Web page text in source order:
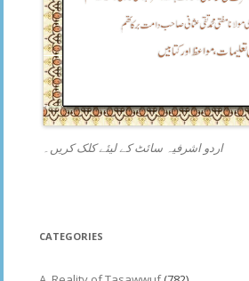
اردو اشرفیہ سائٹ کے لیئے کلک کریں۔
CATEGORIES